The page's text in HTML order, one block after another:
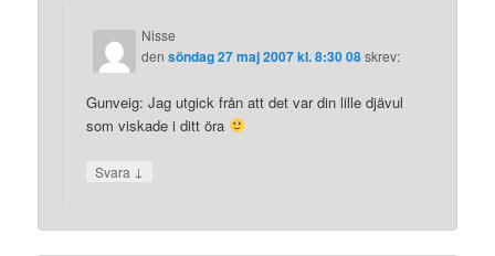
Nisse
densöndag 27 maj 2007 kl. 8:30 08skrev:
Gunveig: Jag utgick från att det var din lille djävul
som viskade i ditt öra
Svara ↓